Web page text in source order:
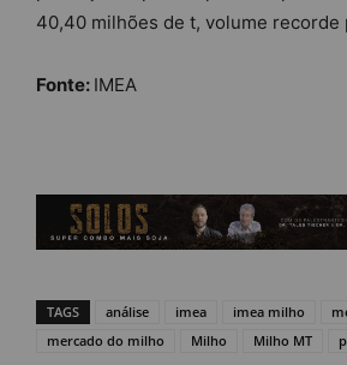
40,40 milhões de t, volume recorde
Fonte: IMEA
TAGS análise imea imea milho
mercado do milho
Milho Milho MT